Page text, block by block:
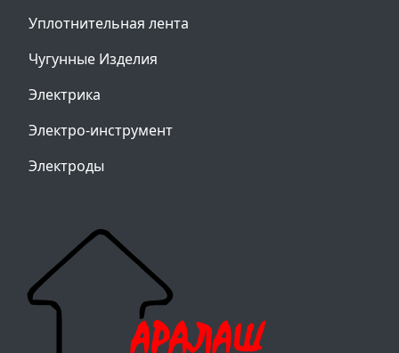
Уплотнительная лента
Чугунные Изделия
Электрика
Электро-инструмент
Электроды